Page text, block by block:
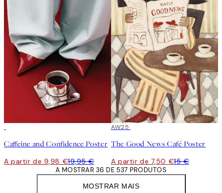
Caffeine and Confidence Poster
A partir de 9,98 €19,95 €
50%*
AW25
The Good News Café Poster
A partir de 7,50 €15 €
MOSTRAR MAIS
A MOSTRAR 36 DE 537 PRODUTOS